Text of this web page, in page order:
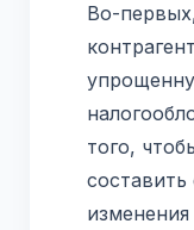
Во-
того,
составить